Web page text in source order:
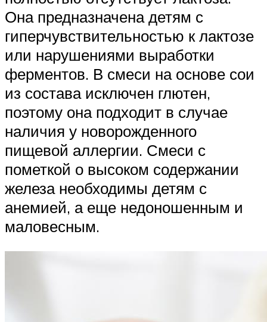
Она предназначена детям с
гиперчувствительностью к лактозе
или нарушениями выработки
ферментов. В смеси на основе сои
из состава исключен глютен,
поэтому она подходит в случае
наличия у новорожденного
пищевой аллергии. Смеси с
пометкой о высоком содержании
железа необходимы детям с
анемией, а еще недоношенным и
маловесным.